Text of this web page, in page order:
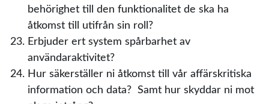
behörighet till den funktionalitet de ska ha
åtkomst till utifrån sin roll?
Erbjuder ert system spårbarhet av
användaraktivitet?
Hur säkerställer ni åtkomst till vår affärskritiska
information och data? Samt hur skyddar ni mot